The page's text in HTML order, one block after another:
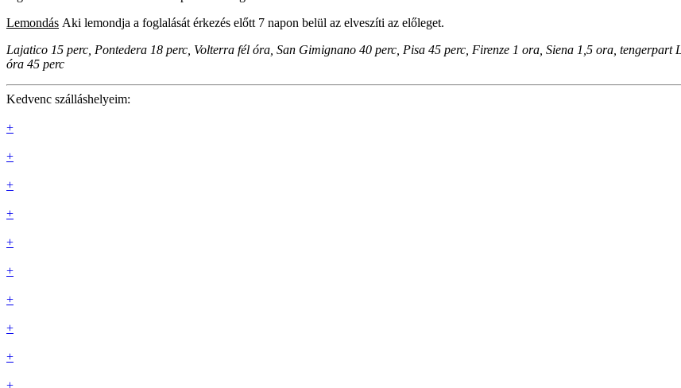
Lemondás Aki lemondja a foglalását érkezés előtt 7 napon belül az elveszíti az előleget.
Lajatico 15 perc, Pontedera 18 perc, Volterra fél óra, San Gimignano 40 perc, Pisa 45 perc, Firenze 1 ora, Siena 1,5 ora,
óra 45 perc
Kedvenc szálláshelyeim:
+
+
+
+
+
+
+
+
+